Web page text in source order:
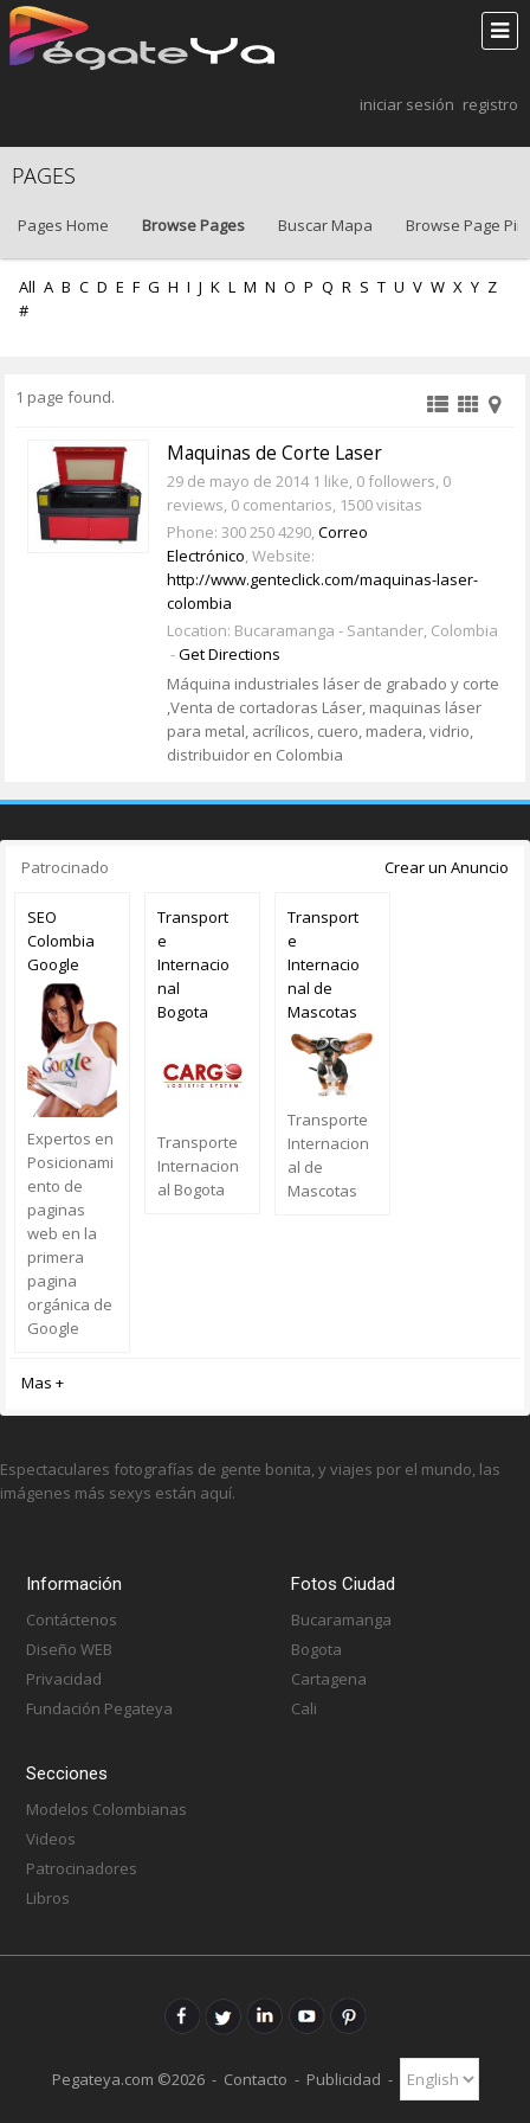
iniciar sesión registro
PAGES
Pages Home Browse Pages Buscar Mapa Browse Page
All A B C D E F G H I J K L M N O P Q R S T U V W X Y Z
#
1 page found.
Maquinas de Corte Laser
29 de mayo de 20141 like, 0 followers, 0
reviews, 0 comentarios, 1500 visitas
Phone: 300 250 4290,Correo
Electrónico, Website:
http://www.genteclick.com/maquinas-laser-
colombia
Location: Bucaramanga - Santander, Colombia
-Get Directions
Máquina industriales láser de grabado y corte
,Venta de cortadoras Láser, maquinas láser
para metal, acrílicos, cuero, madera, vidrio,
distribuidor en Colombia
Patrocinado Crear un Anuncio
SEO
Colombia
Google
Expertos en
Posicionami
ento de
paginas
web en la
primera
pagina
orgánica de
Google
Transport
e
Internacio
nal
Bogota
Transporte
Internacion
al Bogota
Transport
e
Internacio
nal de
Mascotas
Transporte
Internacion
al de
Mascotas
Mas +
Espectaculares fotografías de gente bonita, y viajes por el mundo, las
imágenes más sexys están aquí.
Información
Contáctenos
Diseño WEB
Privacidad
Fundación Pegateya
Fotos Ciudad
Bucaramanga
Bogota
Cartagena
Cali
Secciones
Modelos Colombianas
Videos
Patrocinadores
Libros
Pegateya.com ©2026 - Contacto - Publicidad -